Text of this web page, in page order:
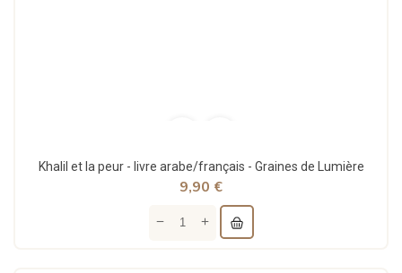
Khalil et la peur - livre arabe/français - Graines de Lumière
9,90 €